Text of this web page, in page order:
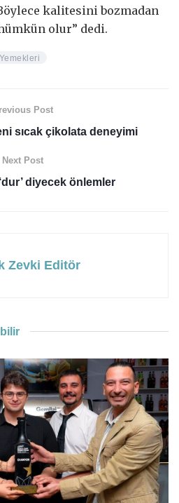
kalitesini bozmadan
olur” dedi.
Post
sıcak çikolata deneyimi
Next Post
diyecek önlemler
Zevki Editör